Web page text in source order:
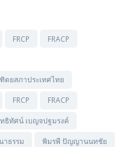
FRCP
FRACP
ยสภาประเทศไทย
FRCP
FRACP
ธิทัศน์ เบญจปฐมรงค์
าธรรม
พิมรพี ปัญญานนทชัย